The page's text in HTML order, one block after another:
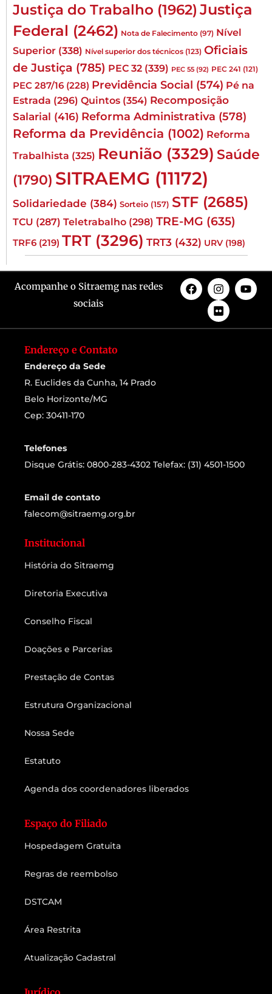
Justiça do Trabalho (1962) Justiça
Federal (2462) Nota de Falecimento (97) Nível
Superior (338) Nível superior dos técnicos (123) Oficiais
de Justiça (785) PEC 32 (339) PEC 55 (92) PEC 241 (121)
PEC 287/16 (228) Previdência Social (574) Pé na
Estrada (296) Quintos (354) Recomposição
Salarial (416) Reforma Administrativa (578)
Reforma da Previdência (1002) Reforma
Trabalhista (325) Reunião (3329) Saúde
(1790) SITRAEMG (11172)
Solidariedade (384) Sorteio (157) STF (2685)
TCU (287) Teletrabalho (298) TRE-MG (635)
TRF6 (219) TRT (3296) TRT3 (432) URV (198)
Acompanhe o Sitraemg nas redes
sociais
Endereço e Contato
Endereço da Sede
R. Euclides da Cunha, 14 Prado
Belo Horizonte/MG
Cep: 30411-170
Telefones
Disque Grátis: 0800-283-4302 Telefax: (31) 4501-1500
Email de contato
falecom@sitraemg.org.br
Institucional
História do Sitraemg
Diretoria Executiva
Conselho Fiscal
Doações e Parcerias
Prestação de Contas
Estrutura Organizacional
Nossa Sede
Estatuto
Agenda dos coordenadores liberados
Espaço do Filiado
Hospedagem Gratuita
Regras de reembolso
DSTCAM
Área Restrita
Atualização Cadastral